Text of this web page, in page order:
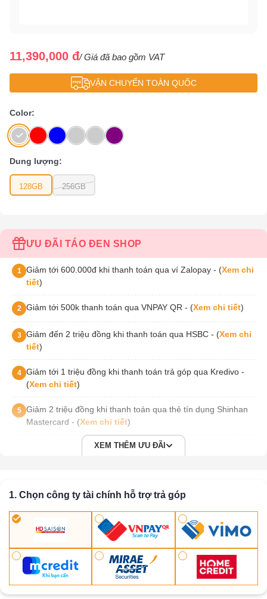
11,390,000 đ/ Giá đã bao gồm VAT
VẬN CHUYỂN TOÀN QUỐC
Color:
Dung lượng:
128GB 256GB
ƯU ĐÃI TÁO ĐEN SHOP
1 Giảm tới 600.000đ khi thanh toán qua ví Zalopay - (Xem chi
tiết)
2 Giảm tới 500k thanh toán qua VNPAY QR - (Xem chi tiết)
3 Giảm đến 2 triệu đồng khi thanh toán qua HSBC - (Xem chi
tiết)
4
Giảm tới 1 triệu đồng khi thanh toán trả góp qua Kredivo -
(Xem chi tiết)
5
Giảm 2 triệu đồng khi thanh toán qua thẻ tín dụng Shinhan
Mastercard - (Xem chi tiết)
XEM THÊM ƯU ĐÃI
1. Chọn công ty tài chính hỗ trợ trả góp